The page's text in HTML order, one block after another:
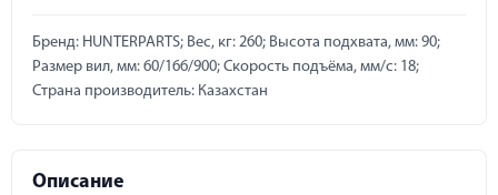
Бренд: HUNTERPARTS; Вес, кг: 260; Высота подхвата, мм: 90;
Размер вил, мм: 60/166/900; Скорость подъёма, мм/с: 18;
Страна производитель: Казахстан
Описание